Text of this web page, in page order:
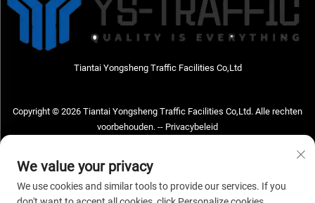
Tiantai Yongsheng Traffic Facilities Co,Ltd
Copyright © 2026 Tiantai Yongsheng Traffic Facilities Co,Ltd. Alle rechten
voorbehouden. -- Privacybeleid
Address: Tiantai Yongsheng Traffic Facilities Co,Ltd Adres; No.73 Hongchou
West Road, Hongchou town, Tiantai county, Taizhou City, Zhejiang Provice,
We value your privacy
We use cookies and similar tools to provide our services. If you